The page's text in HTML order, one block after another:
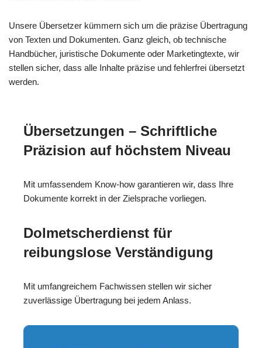
Unsere Übersetzer kümmern sich um die präzise Übertragung
von Texten und Dokumenten. Ganz gleich, ob technische
Handbücher, juristische Dokumente oder Marketingtexte, wir
stellen sicher, dass alle Inhalte präzise und fehlerfrei übersetzt
werden.
Übersetzungen – Schriftliche
Präzision auf höchstem Niveau
Mit umfassendem Know-how garantieren wir, dass Ihre
Dokumente korrekt in der Zielsprache vorliegen.
Dolmetscherdienst für
reibungslose Verständigung
Mit umfangreichem Fachwissen stellen wir sicher
zuverlässige Übertragung bei jedem Anlass.